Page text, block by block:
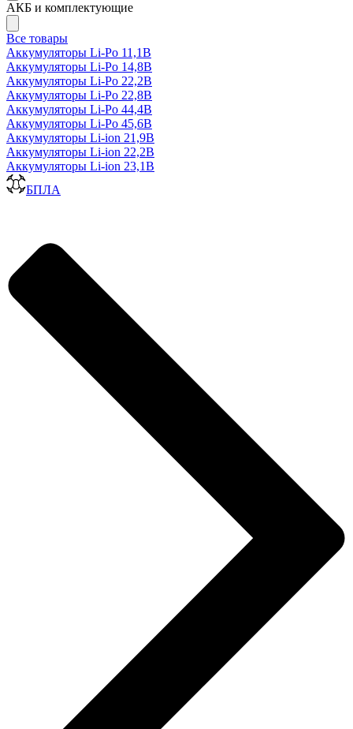
АКБ и комплектующие
Все товары
Аккумуляторы Li-Po 11,1В
Аккумуляторы Li-Po 14,8В
Аккумуляторы Li-Po 22,2В
Аккумуляторы Li-Po 22,8В
Аккумуляторы Li-Po 44,4В
Аккумуляторы Li-Po 45,6В
Аккумуляторы Li-ion 21,9В
Аккумуляторы Li-ion 22,2В
Аккумуляторы Li-ion 23,1В
БПЛА